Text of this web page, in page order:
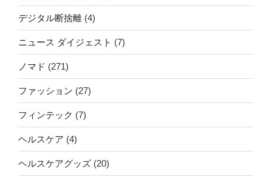
デジタル断捨離 (4)
ニュース ダイジェスト (7)
ノマド (271)
ファッション (27)
フィンテック (7)
ヘルスケア (4)
ヘルスケアグッズ (20)